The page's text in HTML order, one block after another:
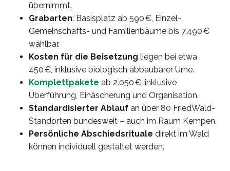
übernimmt.
Grabarten: Basisplatz ab 590 €, Einzel-,
Gemeinschafts- und Familienbäume bis 7.490 €
wählbar.
Kosten für die Beisetzung liegen bei etwa
450 €, inklusive biologisch abbaubarer Urne.
Komplettpakete ab 2.050 €, inklusive
Überführung, Einäscherung und Organisation.
Standardisierter Ablauf an über 80 FriedWald-
Standorten bundesweit – auch im Raum Kempen.
Persönliche Abschiedsrituale direkt im Wald
können individuell gestaltet werden.